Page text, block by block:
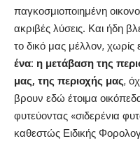
παγκοσμιοποιημένη
ακριβές λύσεις. Και ήδη
το δικό μας μέλλον,
ένα: η μετάβαση της
μας, της περιοχής μας,
βρουν εδώ έτοιμα
φυτεύοντας «σιδερένια
καθεστώς Ειδικής